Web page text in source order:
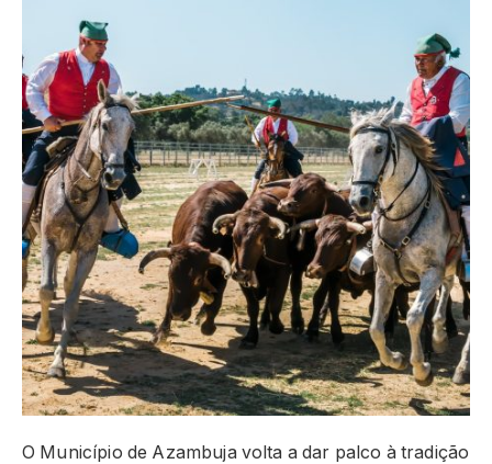
O Município de Azambuja volta a dar palco à tradição